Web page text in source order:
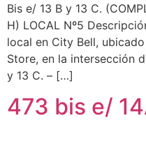
Bis e/ 13 B y 13 C.
H) LOCAL Nº5
local en City Bell,
Store, en la intersección
y 13 C. – […]
473 bis e/